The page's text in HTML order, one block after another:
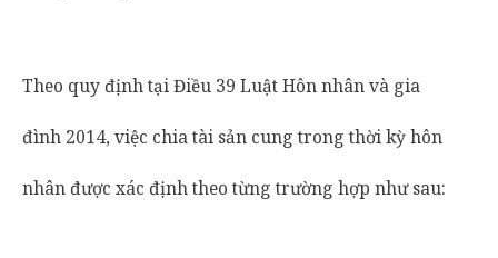
Theo quy định tại Điều 39 Luật Hôn nhân và gia
đình 2014, việc chia tài sản cung trong thời kỳ hôn
nhân được xác định theo từng trường hợp như sau: